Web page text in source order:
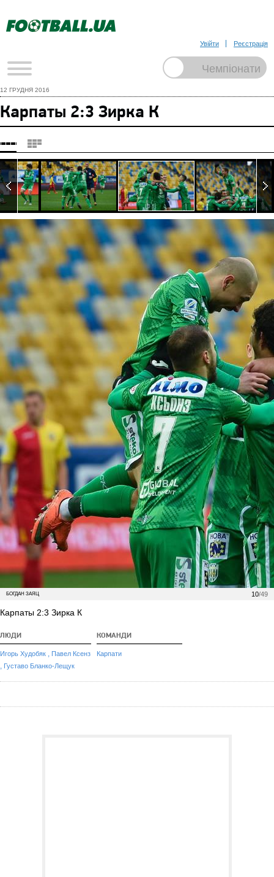
Увійти Реєстрація
12 ГРУДНЯ 2016
Карпаты 2:3 Зирка К
10/49
БОГДАН ЗАЯЦ
Карпаты 2:3 Зирка К
ЛЮДИ
Игорь Худобяк , Павел Ксенз
, Густаво Бланко-Лещук
КОМАНДИ
Карпати